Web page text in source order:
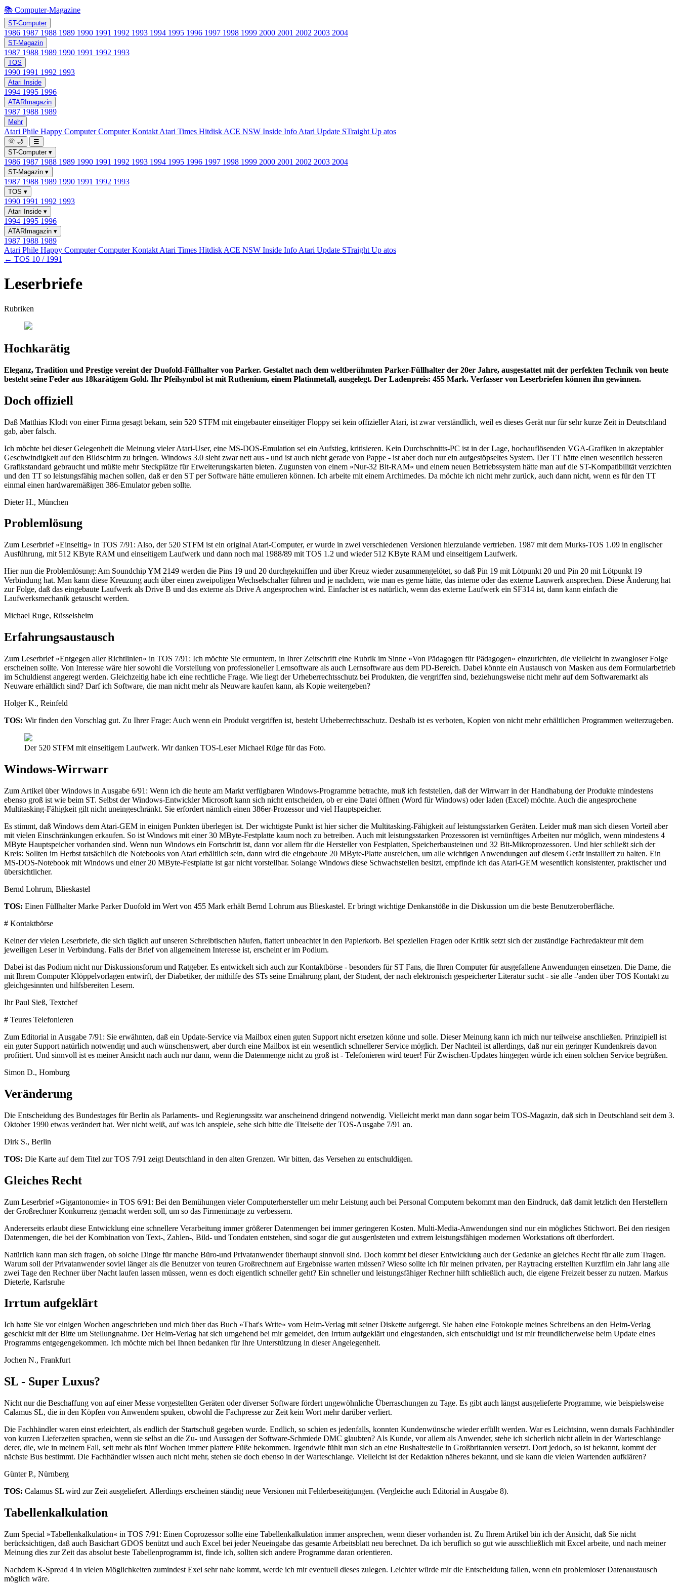
📚 Computer-Magazine
ST-Computer
1986 1987 1988 1989 1990 1991 1992 1993 1994 1995 1996 1997 1998 1999 2000 2001 2002 2003 2004
ST-Magazin
1987 1988 1989 1990 1991 1992 1993
TOS
1990 1991 1992 1993
Atari Inside
1994 1995 1996
ATARImagazin
1987 1988 1989
Mehr
Atari Phile Happy ComputerComputer Kontakt Atari Times Hitdisk ACE NSW Inside Info Atari Update STraight Up atos
🌞 🌙
☰
ST-Computer ▾
1986 1987 1988 1989 1990 1991 1992 1993 1994 1995 1996 1997 1998 1999 2000 2001 2002 2003 2004
ST-Magazin ▾
1987 1988 1989 1990 1991 1992 1993
TOS ▾
1990 1991 1992 1993
Atari Inside ▾
1994 1995 1996
ATARImagazin ▾
1987 1988 1989
Atari Phile Happy ComputerComputer Kontakt Atari Times Hitdisk ACE NSW Inside Info Atari Update STraight Up atos
← TOS 10 / 1991
Leserbriefe
Rubriken
Hochkarätig
Eleganz, Tradition und Prestige vereint der Duofold-Füllhalter von Parker. Gestaltet nach dem weltberühmten Parker-Füllhalter der 20er Jahre, ausgestattet mit der perfekten Technik von heute
besteht seine Feder aus 18karätigem Gold. Ihr Pfeilsymbol ist mit Ruthenium, einem Platinmetall, ausgelegt. Der Ladenpreis: 455 Mark. Verfasser von Leserbriefen können ihn gewinnen.
Doch offiziell
Daß Matthias Klodt von einer Firma gesagt bekam, sein 520 STFM mit eingebauter einseitiger Floppy sei kein offizieller Atari, ist zwar verständlich, weil es dieses Gerät nur für sehr kurze Zeit in Deutschland
gab, aber falsch.
Ich möchte bei dieser Gelegenheit die Meinung vieler Atari-User, eine MS-DOS-Emulation sei ein Aufstieg, kritisieren. Kein Durchschnitts-PC ist in der Lage, hochauflösenden VGA-Grafiken in akzeptabler
Geschwindigkeit auf den Bildschirm zu bringen. Windows 3.0 sieht zwar nett aus - und ist auch nicht gerade von Pappe - ist aber doch nur ein aufgestöpseltes System. Der TT hätte einen wesentlich besseren
Grafikstandard gebraucht und müßte mehr Steckplätze für Erweiterungskarten bieten. Zugunsten von einem »Nur-32 Bit-RAM« und einem neuen Betriebssystem hätte man auf die ST-Kompatibilität verzichten
und den TT so leistungsfähig machen sollen, daß er den ST per Software hätte emulieren können. Ich arbeite mit einem Archimedes. Da möchte ich nicht mehr zurück, auch dann nicht, wenn es für den TT
einmal einen hardwaremäßigen 386-Emulator geben sollte.
Dieter H., München
Problemlösung
Zum Leserbrief »Einseitig« in TOS 7/91: Also, der 520 STFM ist ein original Atari-Computer, er wurde in zwei verschiedenen Versionen hierzulande vertrieben. 1987 mit dem Murks-TOS 1.09 in englischer
Ausführung, mit 512 KByte RAM und einseitigem Laufwerk und dann noch mal 1988/89 mit TOS 1.2 und wieder 512 KByte RAM und einseitigem Laufwerk.
Hier nun die Problemlösung: Am Soundchip YM 2149 werden die Pins 19 und 20 durchgekniffen und über Kreuz wieder zusammengelötet, so daß Pin 19 mit Lötpunkt 20 und Pin 20 mit Lötpunkt 19
Verbindung hat. Man kann diese Kreuzung auch über einen zweipoligen Wechselschalter führen und je nachdem, wie man es gerne hätte, das interne oder das externe Lauwerk ansprechen. Diese Änderung hat
zur Folge, daß das eingebaute Laufwerk als Drive B und das externe als Drive A angesprochen wird. Einfacher ist es natürlich, wenn das externe Laufwerk ein SF314 ist, dann kann einfach die
Laufwerksmechanik getauscht werden.
Michael Ruge, Rüsselsheim
Erfahrungsaustausch
Zum Leserbrief »Entgegen aller Richtlinien« in TOS 7/91: Ich möchte Sie ermuntern, in Ihrer Zeitschrift eine Rubrik im Sinne »Von Pädagogen für Pädagogen« einzurichten, die vielleicht in zwangloser Folge
erscheinen sollte. Von Interesse wäre hier sowohl die Vorstellung von professioneller Lernsoftware als auch Lernsoftware aus dem PD-Bereich. Dabei könnte ein Austausch von Masken aus dem Formularbetrieb
im Schuldienst angeregt werden. Gleichzeitig habe ich eine rechtliche Frage. Wie liegt der Urheberrechtsschutz bei Produkten, die vergriffen sind, beziehungsweise nicht mehr auf dem Softwaremarkt als
Neuware erhältlich sind? Darf ich Software, die man nicht mehr als Neuware kaufen kann, als Kopie weitergeben?
Holger K., Reinfeld
TOS: Wir finden den Vorschlag gut. Zu Ihrer Frage: Auch wenn ein Produkt vergriffen ist, besteht Urheberrechtsschutz. Deshalb ist es verboten, Kopien von nicht mehr erhältlichen Programmen weiterzugeben.
Der 520 STFM mit einseitigem Laufwerk. Wir danken TOS-Leser Michael Rüge für das Foto.
Windows-Wirrwarr
Zum Artikel über Windows in Ausgabe 6/91: Wenn ich die heute am Markt verfügbaren Windows-Programme betrachte, muß ich feststellen, daß der Wirrwarr in der Handhabung der Produkte mindestens
ebenso groß ist wie beim ST. Selbst der Windows-Entwickler Microsoft kann sich nicht entscheiden, ob er eine Datei öffnen (Word für Windows) oder laden (Excel) möchte. Auch die angesprochene
Multitasking-Fähigkeit gilt nicht uneingeschränkt. Sie erfordert nämlich einen 386er-Prozessor und viel Hauptspeicher.
Es stimmt, daß Windows dem Atari-GEM in einigen Punkten überlegen ist. Der wichtigste Punkt ist hier sicher die Multitasking-Fähigkeit auf leistungsstarken Geräten. Leider muß man sich diesen Vorteil aber
mit vielen Einschränkungen erkaufen. So ist Windows mit einer 30 MByte-Festplatte kaum noch zu betreiben. Auch mit leistungsstarken Prozessoren ist vernünftiges Arbeiten nur möglich, wenn mindestens 4
MByte Hauptspeicher vorhanden sind. Wenn nun Windows ein Fortschritt ist, dann vor allem für die Hersteller von Festplatten, Speicherbausteinen und 32 Bit-Mikroprozessoren. Und hier schließt sich der
Kreis: Sollten im Herbst tatsächlich die Notebooks von Atari erhältlich sein, dann wird die eingebaute 20 MByte-Platte ausreichen, um alle wichtigen Anwendungen auf diesem Gerät installiert zu halten. Ein
MS-DOS-Notebook mit Windows und einer 20 MByte-Festplatte ist gar nicht vorstellbar. Solange Windows diese Schwachstellen besitzt, empfinde ich das Atari-GEM wesentlich konsistenter, praktischer und
übersichtlicher.
Bernd Lohrum, Blieskastel
TOS: Einen Füllhalter Marke Parker Duofold im Wert von 455 Mark erhält Bernd Lohrum aus Blieskastel. Er bringt wichtige Denkanstöße in die Diskussion um die beste Benutzeroberfläche.
# Kontaktbörse
Keiner der vielen Leserbriefe, die sich täglich auf unseren Schreibtischen häufen, flattert unbeachtet in den Papierkorb. Bei speziellen Fragen oder Kritik setzt sich der zuständige Fachredakteur mit dem
jeweiligen Leser in Verbindung. Falls der Brief von allgemeinem Interesse ist, erscheint er im Podium.
Dabei ist das Podium nicht nur Diskussionsforum und Ratgeber. Es entwickelt sich auch zur Kontaktbörse - besonders für ST Fans, die Ihren Computer für ausgefallene Anwendungen einsetzen. Die Dame, die
mit Ihrem Computer Klöppelvorlagen entwirft, der Diabetiker, der mithilfe des STs seine Ernährung plant, der Student, der nach elektronisch gespeicherter Literatur sucht - sie alle -'anden über TOS Kontakt zu
gleichgesinnten und hilfsbereiten Lesern.
Ihr Paul Sieß, Textchef
# Teures Telefonieren
Zum Editorial in Ausgabe 7/91: Sie erwähnten, daß ein Update-Service via Mailbox einen guten Support nicht ersetzen könne und solle. Dieser Meinung kann ich mich nur teilweise anschließen. Prinzipiell ist
ein guter Support natürlich notwendig und auch wünschenswert, aber durch eine Mailbox ist ein wesentlich schnellerer Service möglich. Der Nachteil ist allerdings, daß nur ein geringer Kundenkreis davon
profitiert. Und sinnvoll ist es meiner Ansicht nach auch nur dann, wenn die Datenmenge nicht zu groß ist - Telefonieren wird teuer! Für Zwischen-Updates hingegen würde ich einen solchen Service begrüßen.
Simon D., Homburg
Veränderung
Die Entscheidung des Bundestages für Berlin als Parlaments- und Regierungssitz war anscheinend dringend notwendig. Vielleicht merkt man dann sogar beim TOS-Magazin, daß sich in Deutschland seit dem 3.
Oktober 1990 etwas verändert hat. Wer nicht weiß, auf was ich anspiele, sehe sich bitte die Titelseite der TOS-Ausgabe 7/91 an.
Dirk S., Berlin
TOS: Die Karte auf dem Titel zur TOS 7/91 zeigt Deutschland in den alten Grenzen. Wir bitten, das Versehen zu entschuldigen.
Gleiches Recht
Zum Leserbrief »Gigantonomie« in TOS 6/91: Bei den Bemühungen vieler Computerhersteller um mehr Leistung auch bei Personal Computern bekommt man den Eindruck, daß damit letzlich den Herstellern
der Großrechner Konkurrenz gemacht werden soll, um so das Firmenimage zu verbessern.
Andererseits erlaubt diese Entwicklung eine schnellere Verarbeitung immer größerer Datenmengen bei immer geringeren Kosten. Multi-Media-Anwendungen sind nur ein mögliches Stichwort. Bei den riesigen
Datenmengen, die bei der Kombination von Text-, Zahlen-, Bild- und Tondaten entstehen, sind sogar die gut ausgerüsteten und extrem leistungsfähigen modernen Workstations oft überfordert.
Natürlich kann man sich fragen, ob solche Dinge für manche Büro-und Privatanwender überhaupt sinnvoll sind. Doch kommt bei dieser Entwicklung auch der Gedanke an gleiches Recht für alle zum Tragen.
Warum soll der Privatanwender soviel länger als die Benutzer von teuren Großrechnern auf Ergebnisse warten müssen? Wieso sollte ich für meinen privaten, per Raytracing erstellten Kurzfilm ein Jahr lang alle
zwei Tage den Rechner über Nacht laufen lassen müssen, wenn es doch eigentlich schneller geht? Ein schneller und leistungsfähiger Rechner hilft schließlich auch, die eigene Freizeit besser zu nutzen. Markus
Dieterle, Karlsruhe
Irrtum aufgeklärt
Ich hatte Sie vor einigen Wochen angeschrieben und mich über das Buch »That's Write« vom Heim-Verlag mit seiner Diskette aufgeregt. Sie haben eine Fotokopie meines Schreibens an den Heim-Verlag
geschickt mit der Bitte um Stellungnahme. Der Heim-Verlag hat sich umgehend bei mir gemeldet, den Irrtum aufgeklärt und eingestanden, sich entschuldigt und ist mir freundlicherweise beim Update eines
Programms entgegengekommen. Ich möchte mich bei Ihnen bedanken für Ihre Unterstützung in dieser Angelegenheit.
Jochen N., Frankfurt
SL - Super Luxus?
Nicht nur die Beschaffung von auf einer Messe vorgestellten Geräten oder diverser Software fördert ungewöhnliche Überraschungen zu Tage. Es gibt auch längst ausgelieferte Programme, wie beispielsweise
Calamus SL, die in den Köpfen von Anwendern spuken, obwohl die Fachpresse zur Zeit kein Wort mehr darüber verliert.
Die Fachhändler waren einst erleichtert, als endlich der Startschuß gegeben wurde. Endlich, so schien es jedenfalls, konnten Kundenwünsche wieder erfüllt werden. War es Leichtsinn, wenn damals Fachhändler
von kurzen Lieferzeiten sprachen, wenn sie selbst an die Zu- und Aussagen der Software-Schmiede DMC glaubten? Als Kunde, vor allem als Anwender, stehe ich sicherlich nicht allein in der Warteschlange
derer, die, wie in meinem Fall, seit mehr als fünf Wochen immer plattere Füße bekommen. Irgendwie fühlt man sich an eine Bushaltestelle in Großbritannien versetzt. Dort jedoch, so ist bekannt, kommt der
nächste Bus bestimmt. Die Fachhändler wissen auch nicht mehr, stehen sie doch ebenso in der Warteschlange. Vielleicht ist der Redaktion näheres bekannt, und sie kann die vielen Wartenden aufklären?
Günter P., Nürnberg
TOS: Calamus SL wird zur Zeit ausgeliefert. Allerdings erscheinen ständig neue Versionen mit Fehlerbeseitigungen. (Vergleiche auch Editorial in Ausgabe 8).
Tabellenkalkulation
Zum Special »Tabellenkalkulation« in TOS 7/91: Einen Coprozessor sollte eine Tabellenkalkulation immer ansprechen, wenn dieser vorhanden ist. Zu Ihrem Artikel bin ich der Ansicht, daß Sie nicht
berücksichtigen, daß auch Basichart GDOS benützt und auch Excel bei jeder Neueingabe das gesamte Arbeitsblatt neu berechnet. Da ich beruflich so gut wie ausschließlich mit Excel arbeite, und nach meiner
Meinung dies zur Zeit das absolut beste Tabellenprogramm ist, finde ich, sollten sich andere Programme daran orientieren.
Nachdem K-Spread 4 in vielen Möglichkeiten zumindest Exei sehr nahe kommt, werde ich mir eventuell dieses zulegen. Leichter würde mir die Entscheidung fallen, wenn ein problemloser Datenaustausch
möglich wäre.